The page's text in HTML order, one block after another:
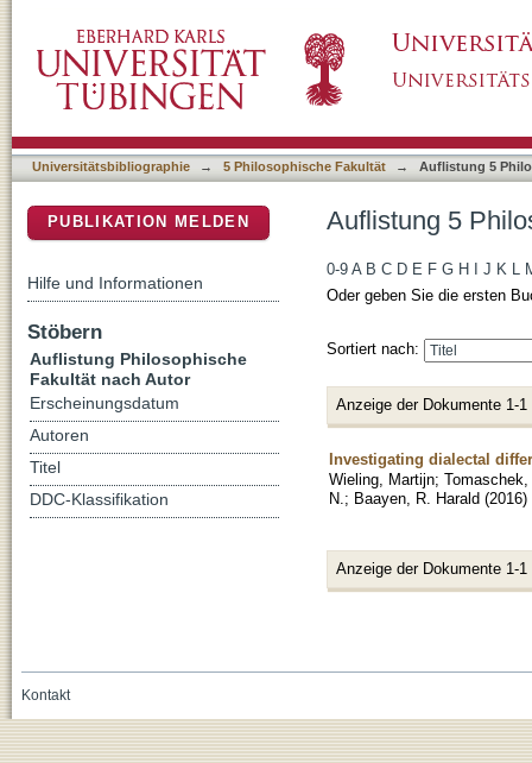
Universitätsbibliographie → 5 Philosophische Fakultät → Auflistung 5
Auflistung 5
0-9 A B C D E F G H J K L
Oder geben Sie die ersten
Sortiert nach:
Anzeige der Dokumente 1-1
Investigating dialectal
Wieling, Martijn; Tomaschek,
N. ; Baayen, R. Harald (2016)
Anzeige der Dokumente 1-1
PUBLIKATION MELDEN
Hilfe und Informationen
Stöbern
Auflistung Philosophische
Fakultät nach Autor
Erscheinungsdatum
Autoren
Titel
DDC-Klassifikation
Kontakt